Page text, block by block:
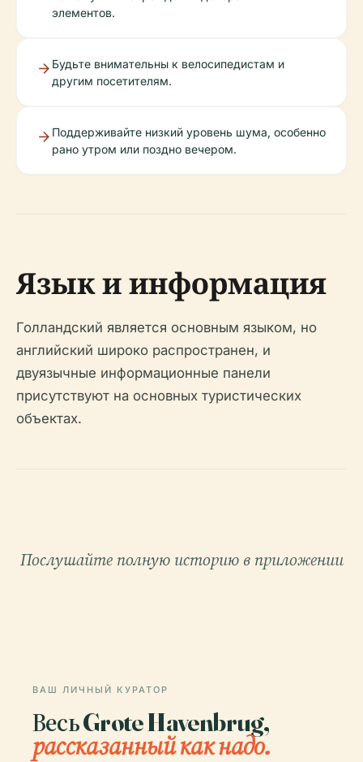
элементов.
Будьте внимательны к велосипедистам и
другим посетителям.
Поддерживайте низкий уровень шума, особенно
рано утром или поздно вечером.
Язык и информация
Голландский является основным языком, но
английский широко распространен, и
двуязычные информационные панели
присутствуют на основных туристических
объектах.
Послушайте полную историю в приложении
ВАШ ЛИЧНЫЙ КУРАТОР
Весь Grote Havenbrug,
рассказанный как надо.